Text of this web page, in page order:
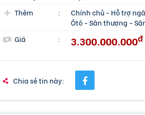
Thêm
: Chính chủ- Hỗ trợ
Ôtô-Sân thượng -
Giá
: 3.300.000.000đ
Chia sẻ tin này: